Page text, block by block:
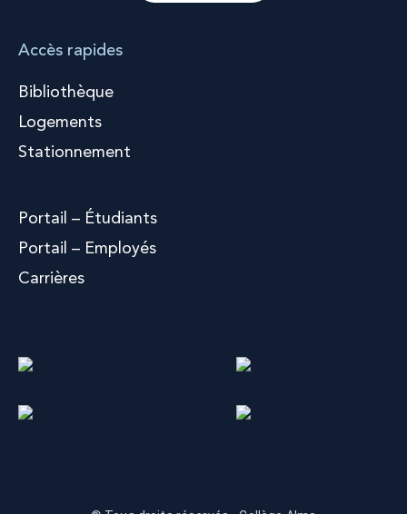
Accès rapides
Bibliothèque
Logements
Stationnement
Portail – Étudiants
Portail – Employés
Carrières